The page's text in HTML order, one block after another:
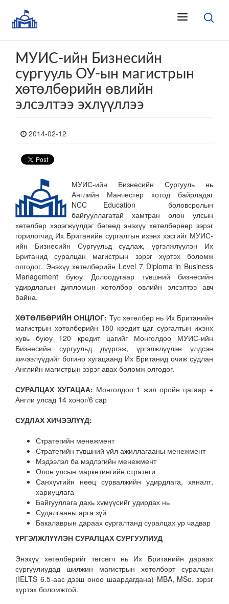
МУИС-ийн Бизнесийн
сургууль ОУ-ын магистрын
хөтөлбөрийн өвлийн
элсэлтээ эхлүүллээ
2014-02-12
МУИС-ийн Бизнесийн Сургууль нь
Английн Манчестер хотод байрладаг
NCC Education боловсролын
байгууллагатай хамтран олон улсын
хөтөлбөр хэрэгжүүлдэг бөгөөд энэхүү хөтөлбөрөөр зэрэг
горилогчид Их Британийн сургалтын ихэнх хэсгийг МУИС-
ийн Бизнесийн Сургуульд судлаж, үргэлжлүүлэн Их
Британид суралцан магистрын зэрэг хүртэх боломж
олгодог. Энэхүү хөтөлбөрийн Level 7 Diploma in Business
Management буюу Долоодугаар түвшний бизнесийн
удирдлагын дипломын хөтөлбөр өвлийн элсэлтээ авч
байна.
ХӨТӨЛБӨРИЙН ОНЦЛОГ: Тус хөтөлбөр нь Их Британийн
магистрын хөтөлбөрийн 180 кредит цаг сургалтын ихэнх
хувь буюу 120 кредит цагийг Монголдоо МУИС-ийн
Бизнесийн сургуульд дүүргэж, үргэлжлүүлэн үлдсэн
хичээлүүдийг богино хугацаанд Их Британид очиж судлан
Английн магистрын зэрэг авах боломж олгодог.
СУРАЛЦАХ ХУГАЦАА: Монголдоо 1 жил оройн цагаар +
Англи улсад 14 хоног/6 сар
СУДЛАХ ХИЧЭЭЛҮҮД:
Стратегийн менежмент
Стратегийн түвшний үйл ажиллагааны менежмент
Мэдээлэл ба мэдлэгийн менежмент
Олон улсын маркетингийн стратеги
Санхүүгийн нөөц сурвалжийн удирдлага, хяналт,
хариуцлага
Байгууллага дахь хүмүүсийг удирдах нь
Судалгааны арга зүй
Бакалаврын дараах сургалтанд суралцах ур чадвар
ҮРГЭЛЖЛҮҮЛЭН СУРАЛЦАХ СУРГУУЛИУД
Энэхүү хөтөлбөрийг төгсөгч нь Их Британийн дараах
сургуулиудад шилжин магистрын хөтөлбөрт суралцан
(IELTS 6.5-аас дээш оноо шаардагдана) MBA, MSc. зэрэг
хүртэх боломжтой.